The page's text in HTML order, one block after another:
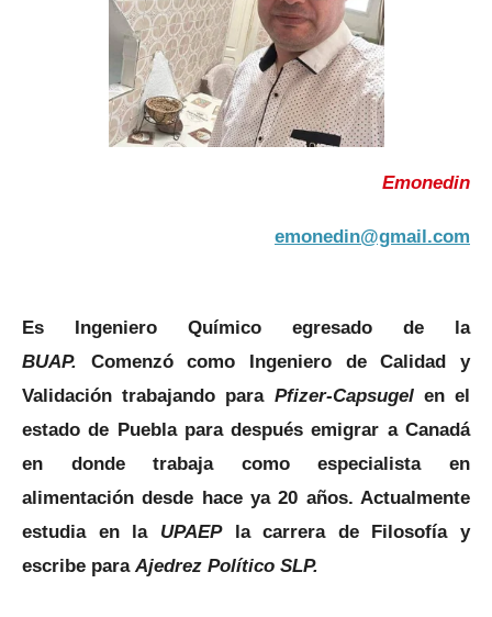
Emonedin
emonedin@gmail.com
Es Ingeniero Químico egresado de la
BUAP. Comenzó como Ingeniero de Calidad y
Validación trabajando para Pfizer-Capsugelen el
estado de Puebla para después emigrar a Canadá
en donde trabaja como especialista en
alimentación desde hace ya 20 años. Actualmente
estudia en la UPAEPla carrera de Filosofía y
escribe para Ajedrez Político SLP.